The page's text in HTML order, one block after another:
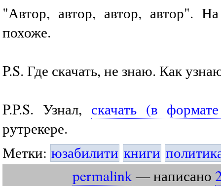
"Автор, автор, автор, автор".
похоже.
P.S. Где скачать, не знаю. Как
P.P.S. Узнал, скачать (в
рутрекере.
Метки: юзабилити книги
permalink— написано